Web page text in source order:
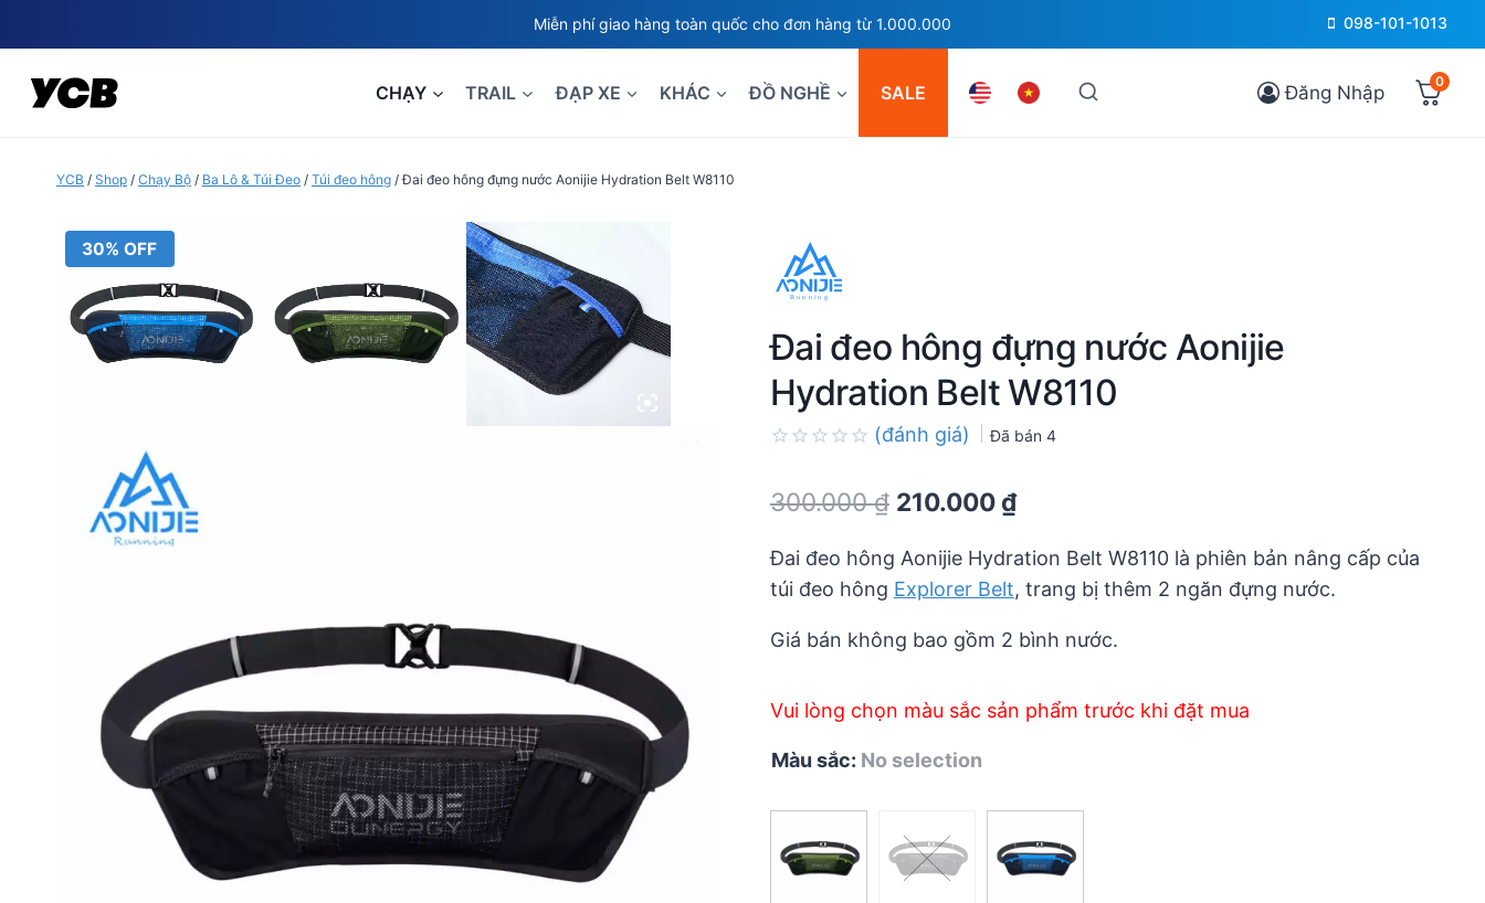
to
content
Miễn phí giao hàng toàn quốc cho đơn hàng từ 1.000.000 098-101-1013
CHẠY TRAIL ĐẠP XE KHÁC ĐỒ NGHỀ SALE Đăng Nhập 0
YCB / Shop / Chạy Bộ / Ba Lô & Túi Đeo / Túi đeo hông /Đai đeo hông đựng nước Aonijie Hydration Belt W8110
30% OFF
Đai đeo hông đựng nước Aonijie
Hydration Belt W8110
out
(đánh giá) Đã bán 4
300.000₫ Original
was:
300.000 ₫.
210.000 ₫Current
is:
210.000 ₫.
Đai đeo hông Aonijie Hydration Belt W8110 là phiên bản nâng cấp của
túi đeo hông Explorer Belt, trang bị thêm 2 ngăn đựng nước.
Giá bán không bao gồm 2 bình nước.
Vui lòng chọn màu sắc sản phẩm trước khi đặt mua
Màu sắc: No selection